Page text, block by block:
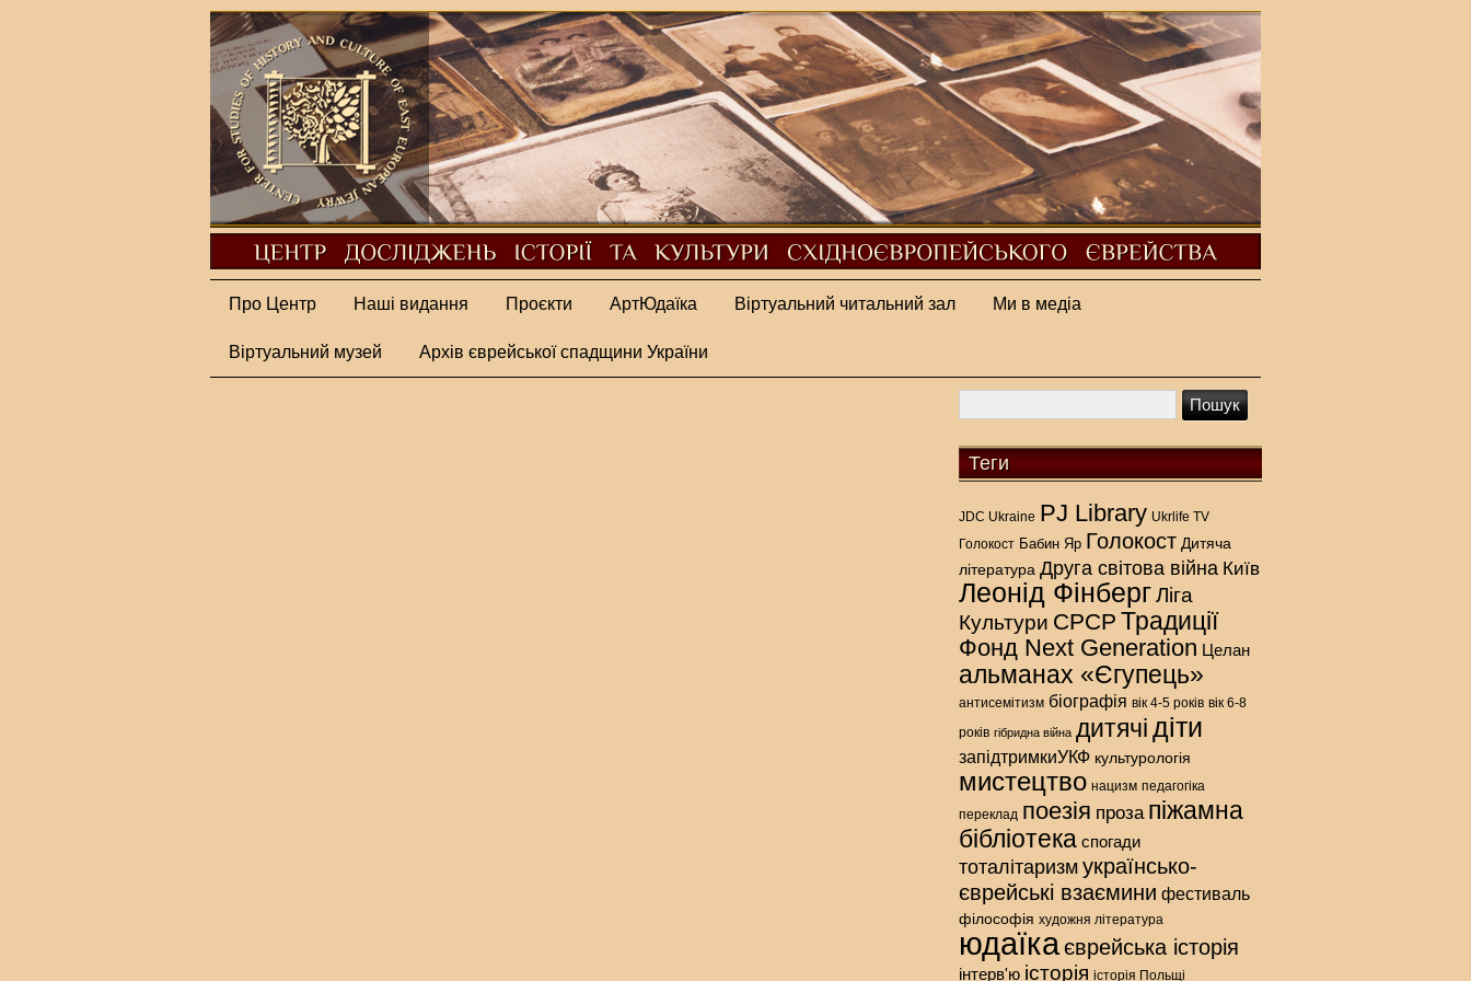
Про Центр Наші видання Проєкти АртЮдаїка Віртуальний читальний зал Ми в медіа
Віртуальний музей Архів єврейської спадщини України
Теги
JDC Ukraine PJ Library Ukrlife TV
Голокост Бабин Яр Голокост Дитяча
література Друга світова війна Київ
Леонід ФінбергЛіга
Культури СРСР Традиції
Фонд Next Generation Целан
альманах «Єгупець»
антисемітизм біографія вік 4-5 років вік 6-8
років гібридна війна дитячідіти
запідтримкиУКФ культурологія
мистецтво нацизм педагогіка
переклад поезія проза піжамна
бібліотека спогади
тоталітаризм українсько-
єврейські взаємини фестиваль
філософія художня література
юдаїкаєврейська історія
інтерв'ю історія історія Польщі